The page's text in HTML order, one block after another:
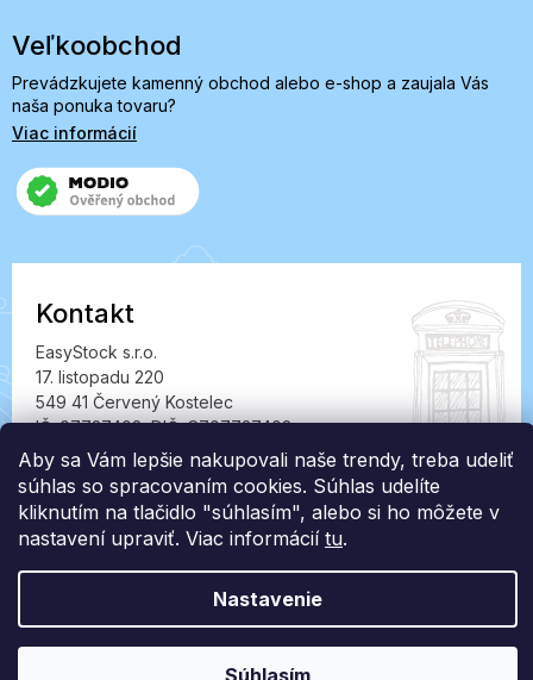
Aby sa Vám lepšie nakupovali naše trendy, treba udeliť
súhlas so spracovaním cookies. Súhlas udelíte
kliknutím na tlačidlo "súhlasím", alebo si ho môžete v
nastavení upraviť. Viac informácií tu.
Nastavenie
Súhlasím
Veľkoobchod
Prevádzkujete kamenný obchod alebo e-shop a zaujala Vás
naša ponuka tovaru?
Viac informácií
Kontakt
EasyStock s.r.o.
17. listopadu 220
549 41 Červený Kostelec
IČ: 07727402, DIČ: CZ07727402
info@londonclub.sk
Vytvoril Shoptet Premium